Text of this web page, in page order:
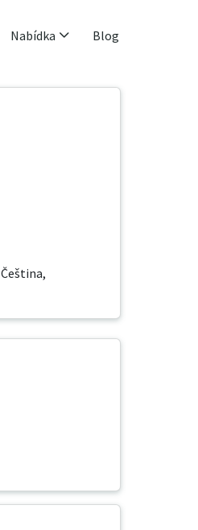
Nabídka Blog
Čeština,